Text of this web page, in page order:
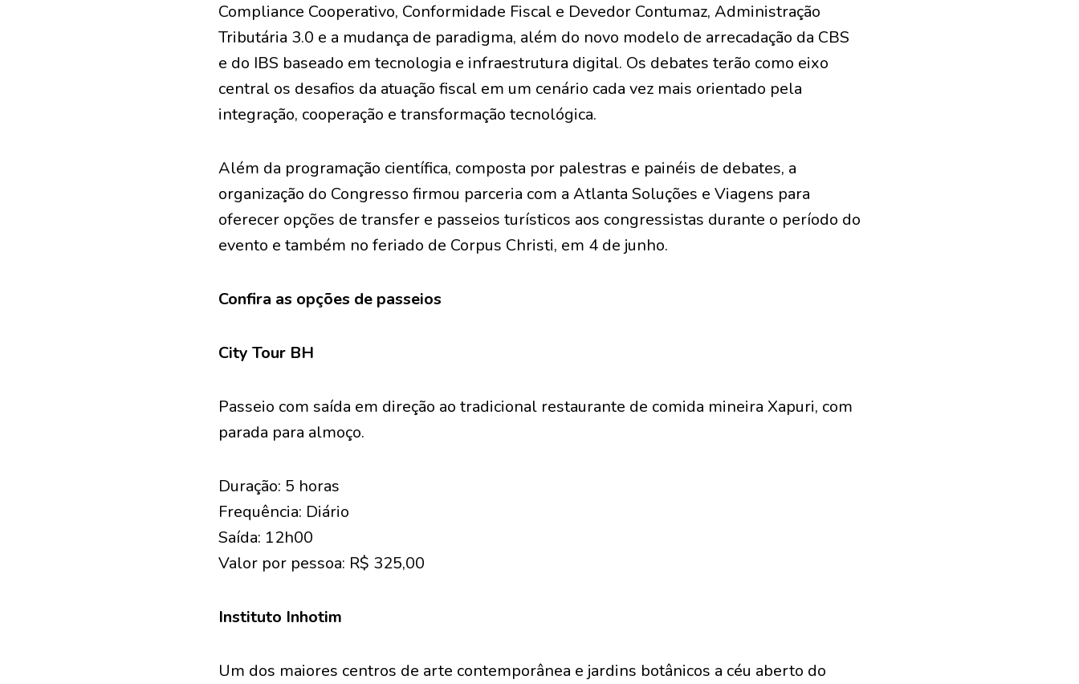
Compliance Cooperativo, Conformidade Fiscal e Devedor Contumaz, Administração
Tributária 3.0 e a mudança de paradigma, além do novo modelo de arrecadação da CBS
e do IBS baseado em tecnologia e infraestrutura digital. Os debates terão como eixo
central os desafios da atuação fiscal em um cenário cada vez mais orientado pela
integração, cooperação e transformação tecnológica.
Além da programação científica, composta por palestras e painéis de debates, a
organização do Congresso firmou parceria com a Atlanta Soluções e Viagens para
oferecer opções de transfer e passeios turísticos aos congressistas durante o período do
evento e também no feriado de Corpus Christi, em 4 de junho.
Confira as opções de passeios
City Tour BH
Passeio com saída em direção ao tradicional restaurante de comida mineira Xapuri, com
parada para almoço.
Duração: 5 horas
Frequência: Diário
Saída: 12h00
Valor por pessoa: R$ 325,00
Instituto Inhotim
Um dos maiores centros de arte contemporânea e jardins botânicos a céu aberto do